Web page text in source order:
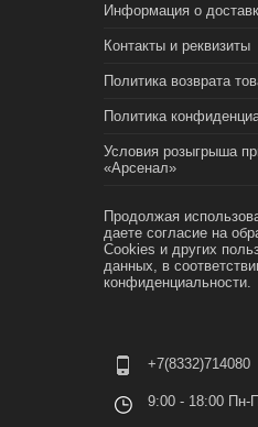
Информация о
Контакты и реквизиты
Политика возврата
Политика
Условия розыгрыша
«Арсенал»
Продолжая
даете согласие на
Cookies и других
данных, в
конфиденциальности.
+7(8332)714080
9:00 - 18:00 Пн-